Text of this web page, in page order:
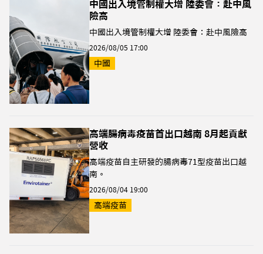
中國出入境管制權大增 陸委會：赴中風
險高
中國出入境管制權大增 陸委會：赴中風險高
2026/08/05 17:00
中國
高端腸病毒疫苗首出口越南 8月起貢獻
營收
高端疫苗自主研發的腸病毒71型疫苗出口越
南。
2026/08/04 19:00
高端疫苗